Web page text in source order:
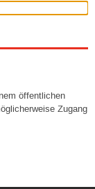
öffentlichen
Zugang